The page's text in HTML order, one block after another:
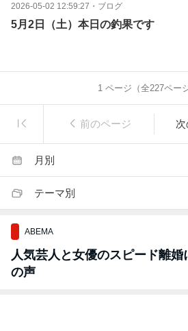
2026-05-02 12:59:27 ・ ブログ
5月2日（土）本日の釣果です
1 ページ（全227ペー
前のページ
月別
テーマ別
ABEMA
人気芸人と女優のスピード離婚
の声